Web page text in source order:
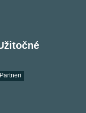
Partneri